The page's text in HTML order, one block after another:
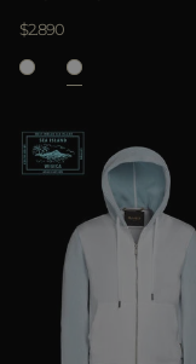
$2.890